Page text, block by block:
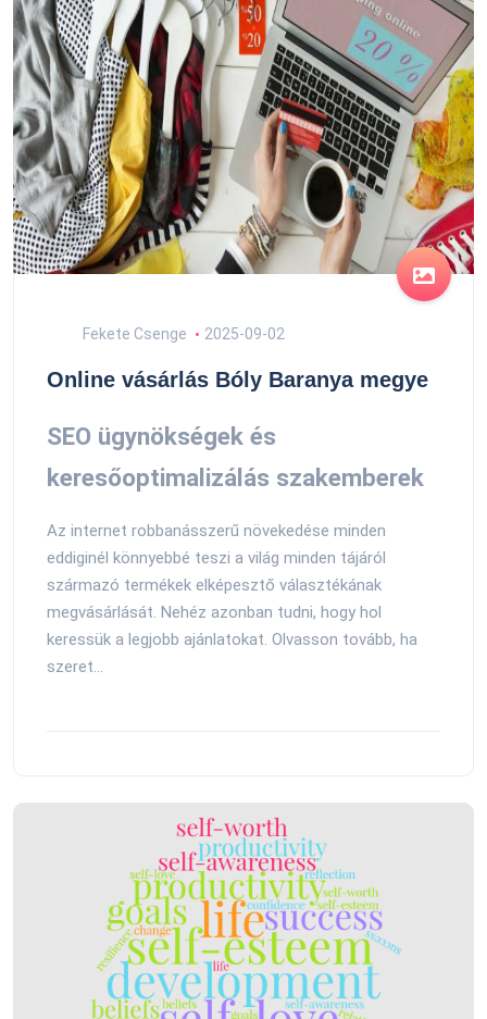
Fekete Csenge 2025-09-02
Online vásárlás Bóly Baranya megye
SEO ügynökségek és
keresőoptimalizálás szakemberek
Az internet robbanásszerű növekedése minden
eddiginél könnyebbé teszi a világ minden tájáról
származó termékek elképesztő választékának
megvásárlását. Nehéz azonban tudni, hogy hol
keressük a legjobb ajánlatokat. Olvasson tovább, ha
szeret...